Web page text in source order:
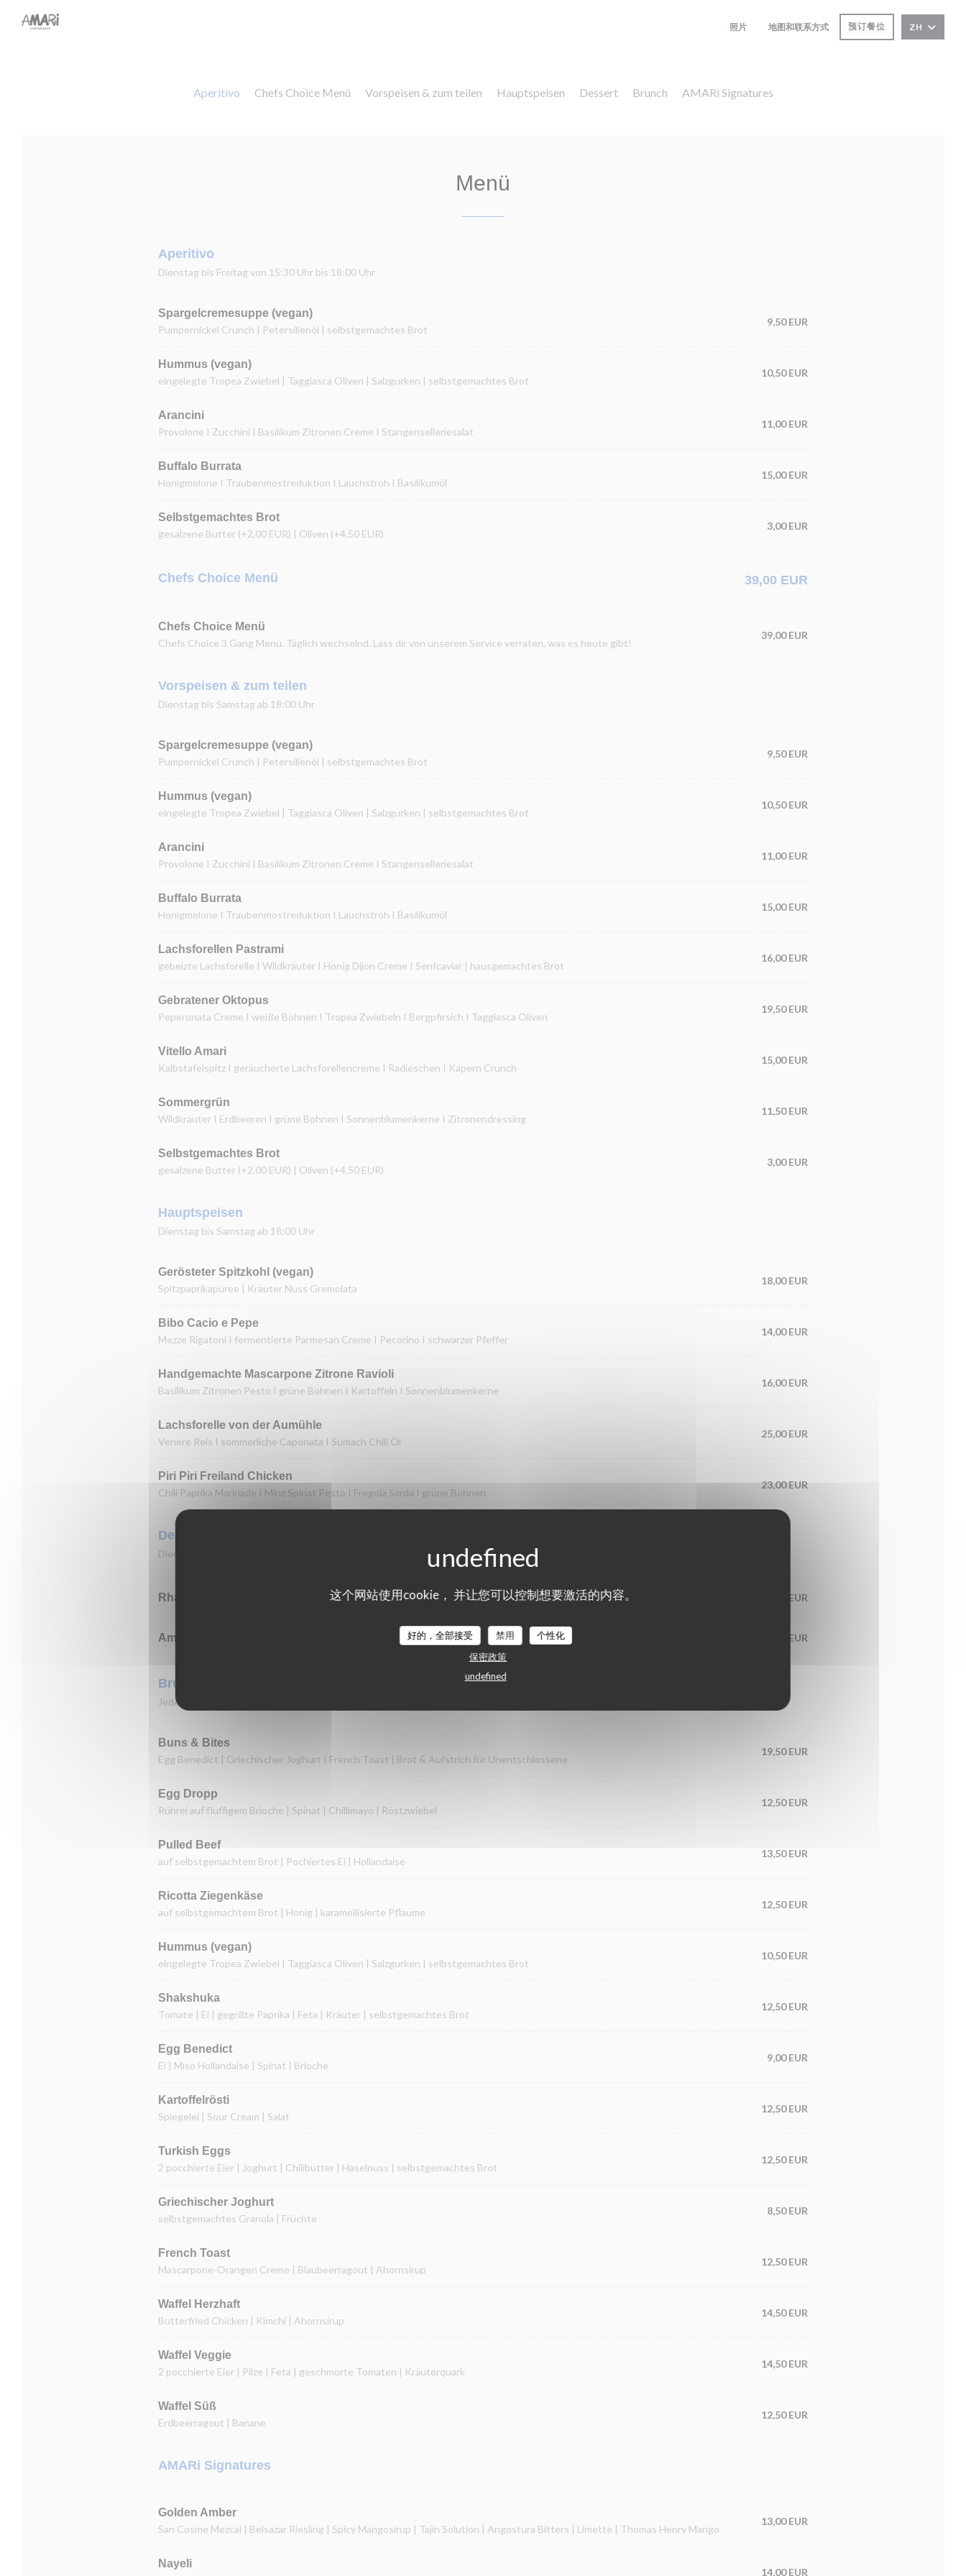
这个网站使用cookie， 并让您可以控制想要激活的内容。
好的，全部接受 禁用
个性化
保密政策
undefined
照片
((在新窗口中打开))
地图和联系方式 预订餐位 ZH
Aperitivo Chefs Choice Menü Vorspeisen & zum teilen Hauptspeisen Dessert Brunch AMARi Signatures
Menü
Aperitivo
Dienstag bis Freitag von 15:30 Uhr bis 18:00 Uhr
Spargelcremesuppe (vegan)
Pumpernickel Crunch | Petersilienöl | selbstgemachtes Brot
9,50 EUR
Hummus (vegan)
eingelegte Tropea Zwiebel | Taggiasca Oliven | Salzgurken | selbstgemachtes Brot
10,50 EUR
Arancini
Provolone I Zucchini I Basilikum Zitronen Creme I Stangenselleriesalat
11,00 EUR
Buffalo Burrata
Honigmelone I Traubenmostreduktion I Lauchstroh I Basilikumöl
15,00 EUR
Selbstgemachtes Brot
gesalzene Butter (+2,00 EUR) | Oliven (+4,50 EUR)
3,00 EUR
Chefs Choice Menü 39,00 EUR
Chefs Choice Menü
Chefs Choice 3 Gang Menü. Täglich wechselnd. Lass dir von unserem Service verraten, was es heute gibt!
39,00 EUR
Vorspeisen & zum teilen
Dienstag bis Samstag ab 18:00 Uhr
Spargelcremesuppe (vegan)
Pumpernickel Crunch | Petersilienöl | selbstgemachtes Brot
9,50 EUR
Hummus (vegan)
eingelegte Tropea Zwiebel | Taggiasca Oliven | Salzgurken | selbstgemachtes Brot
10,50 EUR
Arancini
Provolone I Zucchini I Basilikum Zitronen Creme I Stangenselleriesalat
11,00 EUR
Buffalo Burrata
Honigmelone I Traubenmostreduktion I Lauchstroh I Basilikumöl
15,00 EUR
Lachsforellen Pastrami
gebeizte Lachsforelle I Wildkräuter I Honig Dijon Creme I Senfcaviar | hausgemachtes Brot
16,00 EUR
Gebratener Oktopus
Peperonata Creme I weiße Bohnen I Tropea Zwiebeln I Bergpfirsich I Taggiasca Oliven
19,50 EUR
Vitello Amari
Kalbstafelspitz I geräucherte Lachsforellencreme I Radieschen I Kapern Crunch
15,00 EUR
Sommergrün
Wildkräuter I Erdbeeren I grüne Bohnen I Sonnenblumenkerne I Zitronendressing
11,50 EUR
Selbstgemachtes Brot
gesalzene Butter (+2,00 EUR) | Oliven (+4,50 EUR)
3,00 EUR
Hauptspeisen
Dienstag bis Samstag ab 18:00 Uhr
Gerösteter Spitzkohl (vegan)
Spitzpaprikapüree | Kräuter Nuss Gremolata
18,00 EUR
Bibo Cacio e Pepe
Mezze Rigatoni I fermentierte Parmesan Creme I Pecorino I schwarzer Pfeffer
14,00 EUR
Handgemachte Mascarpone Zitrone Ravioli
Basilikum Zitronen Pesto I grüne Bohnen I Kartoffeln I Sonnenblumenkerne
16,00 EUR
Lachsforelle von der Aumühle
Venere Reis I sommerliche Caponata I Sumach Chili Öl
25,00 EUR
Piri Piri Freiland Chicken
Chili Paprika Marinade I Minz Spinat Pesto I Fregola Sarda I grüne Bohnen
23,00 EUR
Dessert
Dienstag bis Samstag ab 18:00 Uhr
Rhabarber Crumble (vegan) 8,00 EUR
Amarisu 8,00 EUR
Brunch
Jeden Samstag und Sonntag 10:00 Uhr bis 14:00 Uhr
Buns & Bites
Egg Benedict | Griechischer Joghurt | French Toast | Brot & Aufstrich für Unentschlossene
19,50 EUR
Egg Dropp
Rührei auf fluffigem Brioche | Spinat | Chillimayo | Röstzwiebel
12,50 EUR
Pulled Beef
auf selbstgemachtem Brot | Pochiertes Ei | Hollandaise
13,50 EUR
Ricotta Ziegenkäse
auf selbstgemachtem Brot | Honig | karamellisierte Pflaume
12,50 EUR
Hummus (vegan)
eingelegte Tropea Zwiebel | Taggiasca Oliven | Salzgurken | selbstgemachtes Brot
10,50 EUR
Shakshuka
Tomate | Ei | gegrillte Paprika | Feta | Kräuter | selbstgemachtes Brot
12,50 EUR
Egg Benedict
Ei | Miso Hollandaise | Spinat | Brioche
9,00 EUR
Kartoffelrösti
Spiegelei | Sour Cream | Salat
12,50 EUR
Turkish Eggs
2 pocchierte Eier | Joghurt | Chilibutter | Haselnuss | selbstgemachtes Brot
12,50 EUR
Griechischer Joghurt
selbstgemachtes Granola | Früchte
8,50 EUR
French Toast
Mascarpone-Orangen Creme | Blaubeerragout | Ahornsirup
12,50 EUR
Waffel Herzhaft
Butterfried Chicken | Kimchi | Ahornsirup
14,50 EUR
Waffel Veggie
2 pocchierte Eier | Pilze | Feta | geschmorte Tomaten | Kräuterquark
14,50 EUR
Waffel Süß
Erdbeerragout | Banane
12,50 EUR
AMARi Signatures
Golden Amber
San Cosme Mezcal | Belsazar Riesling | Spicy Mangosirup | Tajin Solution | Angostura Bitters | Limette | Thomas Henry Mango
13,00 EUR
Nayeli
14,00 EUR